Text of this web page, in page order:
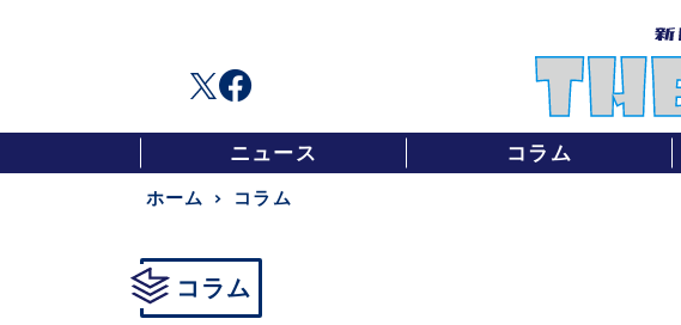
ニュース コラム
ホーム コラム
コラム